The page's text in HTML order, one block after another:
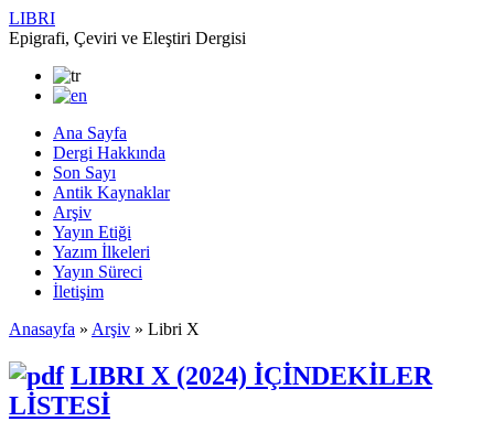
LIBRI
Epigrafi, Çeviri ve Eleştiri Dergisi
Ana Sayfa
Dergi Hakkında
Son Sayı
Antik Kaynaklar
Arşiv
Yayın Etiği
Yazım İlkeleri
Yayın Süreci
İletişim
Anasayfa » Arşiv » Libri X
LIBRI X (2024) İÇİNDEKİLER
LİSTESİ